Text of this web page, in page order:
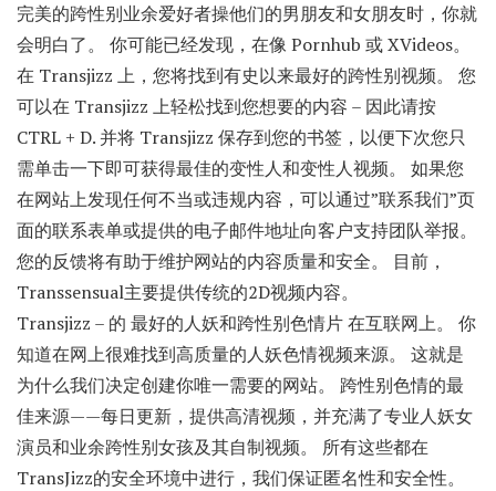
完美的跨性别业余爱好者操他们的男朋友和女朋友时，你就
会明白了。 你可能已经发现，在像 Pornhub 或 XVideos。
在 Transjizz 上，您将找到有史以来最好的跨性别视频。 您
可以在 Transjizz 上轻松找到您想要的内容 – 因此请按
CTRL + D. 并将 Transjizz 保存到您的书签，以便下次您只
需单击一下即可获得最佳的变性人和变性人视频。 如果您
在网站上发现任何不当或违规内容，可以通过”联系我们”页
面的联系表单或提供的电子邮件地址向客户支持团队举报。
您的反馈将有助于维护网站的内容质量和安全。 目前，
Transsensual主要提供传统的2D视频内容。
Transjizz – 的 最好的人妖和跨性别色情片 在互联网上。 你
知道在网上很难找到高质量的人妖色情视频来源。 这就是
为什么我们决定创建你唯一需要的网站。 跨性别色情的最
佳来源——每日更新，提供高清视频，并充满了专业人妖女
演员和业余跨性别女孩及其自制视频。 所有这些都在
TransJizz的安全环境中进行，我们保证匿名性和安全性。